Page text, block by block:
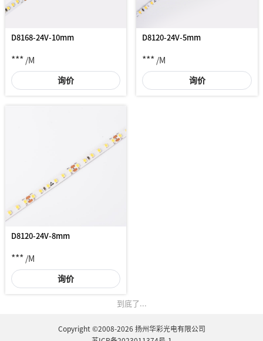
D8168-24V-10mm
***/M
询价
D8120-24V-5mm
*** /M
询价
D8120-24V-8mm
*** /M
询价
到底了...
Copyright ©2008-2026 扬州华彩光电有限公司